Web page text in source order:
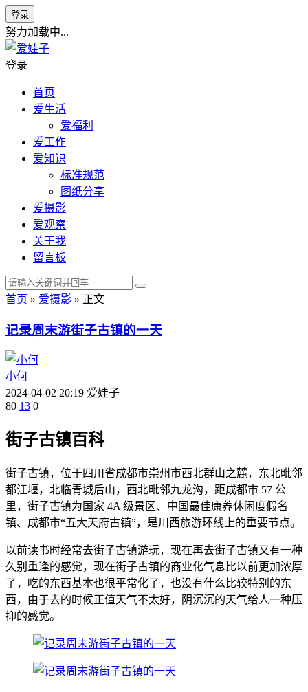
登录
努力加载中...
登录
首页
爱生活
爱福利
爱工作
爱知识
标准规范
图纸分享
爱摄影
爱观察
关于我
留言板
首页 » 爱摄影 » 正文
记录周末游街子古镇的一天
小何
2024-04-02 20:19 爱娃子
80 13 0
街子古镇百科
街子古镇，位于四川省成都市崇州市西北群山之麓，东北毗邻
都江堰，北临青城后山，西北毗邻九龙沟，距成都市 57 公
里，街子古镇为国家 4A 级景区、中国最佳康养休闲度假名
镇、成都市“五大天府古镇”，是川西旅游环线上的重要节点。
以前读书时经常去街子古镇游玩，现在再去街子古镇又有一种
久别重逢的感觉，现在街子古镇的商业化气息比以前更加浓厚
了，吃的东西基本也很平常化了，也没有什么比较特别的东
西，由于去的时候正值天气不太好，阴沉沉的天气给人一种压
抑的感觉。